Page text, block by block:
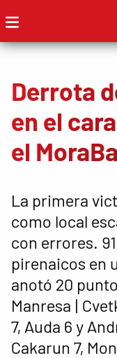
Derrota
en el
el
La primera
como local
con errores.
pirenaicos en
anotó 20
Manresa |
7, Auda 6 y
Cakarun 7,